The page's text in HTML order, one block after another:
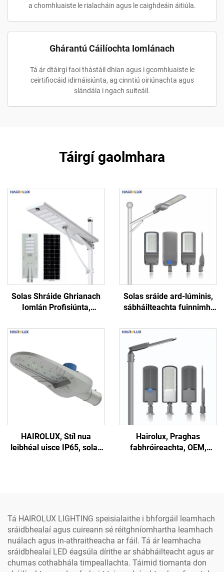
a chomhluaiste le rialacháin agus le caighdeáin áitiúla.
Ghárantú Cáilíochta Iomlánach
Tá ár dtáirgí faoi thástáil dhian agus i gcomhluaiste le
ceirtifiocáid idirnáisiúnta, ag cinntiú oiriúnachta agus
slándála i ngach suiteáil.
Táirgí gaolmhara
Solas Shráide Ghrianach
Iomlán Profisiúnta,
Silicium Monocristeal, ar
Solas sráide ard-lúminis,
sábháilteachta fuinnimh,
sráide LED soiléir
HAIROLUX, Stíl nua
leibhéal uisce IP65, solas
Hairolux, Praghas
fabhróireachta, OEM,
Tá HAIROLUX LIGHTING speisialaithe i bhforgáil leamhach
sráidbhealaí agus cuireann sé réitghníomhartha leamhach
nuálach agus in-athraitheacha ar fáil. Tá ár leamhacha
sráidbhealaí LED éagsúla dírithe ar shábháilteacht agus ar
chumas cothabhála timpeallachta. Táimid tiomanta don